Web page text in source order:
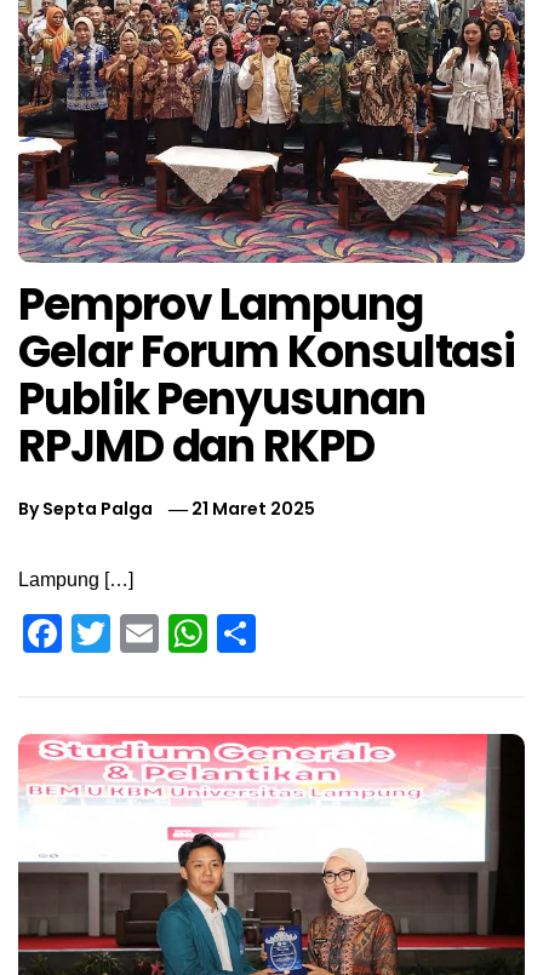
Pemprov Lampung
Gelar Forum Konsultasi
Publik Penyusunan
RPJMD dan RKPD
BySepta Palga 21 Maret 2025
Lampung […]
Facebook
Twitter
EmailWhatsApp